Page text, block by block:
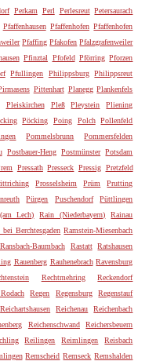
Perkam Perl Perlesreut Petersaurach
Pfaffenhausen Pfaffenhofen Pfaffenhofen
Pfaffing Pfakofen Pfalzgrafenweiler
Pfinztal Pfofeld Pförring Pforzen
Pfullingen Philippsburg Philippsreut
Pittenhart Planegg Plankenfels
Pleiskirchen Pleß Pleystein
Pliening
Pöcking Poing Polch
Pollenfeld
Pommelsbrunn
Pommersfelden
Postbauer-Heng Postmünster Potsdam
Pressath Presseck Pressig Pretzfeld
Prosselsheim Prüm
Prutting
Pürgen Puschendorf
Püttlingen
Lech) Rain (Niederbayern)
Rainau
bei Berchtesgaden Ramstein-Miesenbach
Ransbach-Baumbach Rastatt
Ratshausen
Rauenberg Rauhenebrach Ravensburg
Rechtmehring
Reckendorf
Regen Regensburg
Regenstauf
Reichartshausen Reichenau
Reichenbach
Reichenschwand
Reichersbeuern
Reilingen Reimlingen
Reisbach
Remscheid Remseck Remshalden